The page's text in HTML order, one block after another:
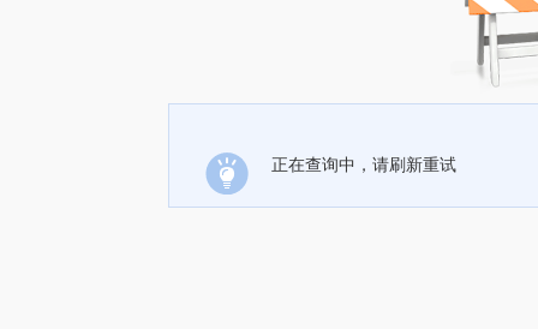
正在查询中，请刷新重试